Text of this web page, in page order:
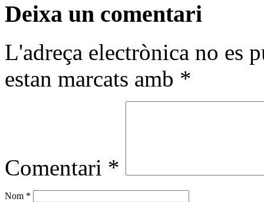
Deixa un comentari
L'adreça electrònica no es
estan marcats amb *
Comentari *
Nom *